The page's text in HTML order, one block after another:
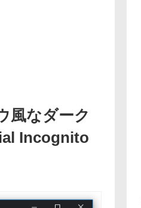
風なダーク
Incognito